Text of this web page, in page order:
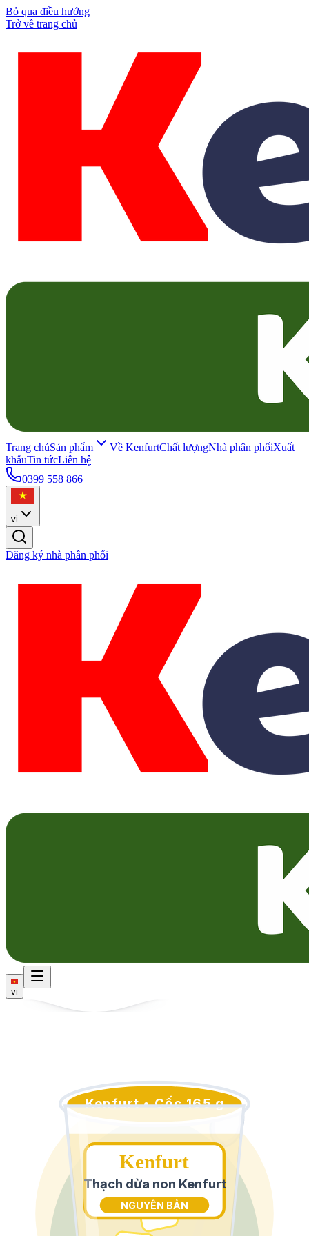
Bỏ qua điều hướng
Trở về trang chủ
Trang chủSản phẩm Về KenfurtChất lượngNhà phân phốiXuất
khẩuTin tứcLiên hệ
0399 558 866
vi
Đăng ký nhà phân phối
vi
Kenfurt • Cốc 165 g
Kenfurt
Thạch dừa non Kenfurt
NGUYÊN BẢN